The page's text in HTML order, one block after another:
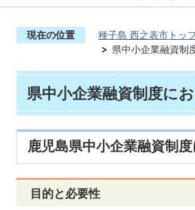
現在の位置 種子島 西之表市トッ
県中小企業融資制
県中小企業融資制度に
鹿児島県中小企業融資制
目的と必要性